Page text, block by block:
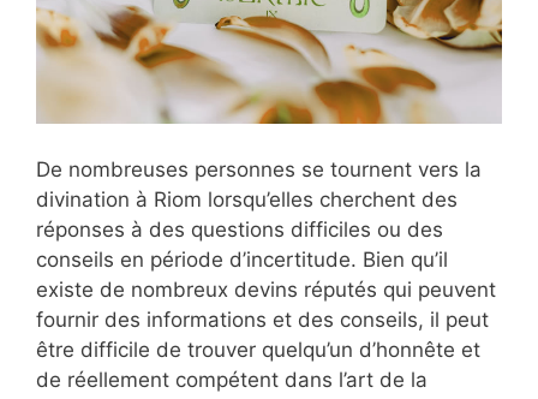
De nombreuses personnes se tournent vers la
divination à Riom lorsqu’elles cherchent des
réponses à des questions difficiles ou des
conseils en période d’incertitude. Bien qu’il
existe de nombreux devins réputés qui peuvent
fournir des informations et des conseils, il peut
être difficile de trouver quelqu’un d’honnête et
de réellement compétent dans l’art de la